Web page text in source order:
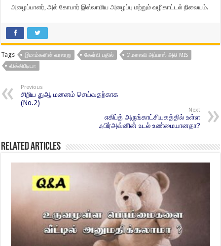
அழைப்பாளர், அல் கோபார் இஸ்லாமிய அழைப்பு மற்றும் வழிகாட்டல் நிலையம்.
Tags இமாம்களின் வரலாறு கேள்வி பதில்
மௌலவி அப்பாஸ் அலி MIS
விக்கிபீடியா
Previous
சிறிய துஆ மனனம் செய்வதற்காக
(No.2)
Next
எகிப்த் அருங்காட்சியகத்தில் உள்ள
ஃபிர்அவ்னின் உடல் உண்மையானதா?
Related Articles